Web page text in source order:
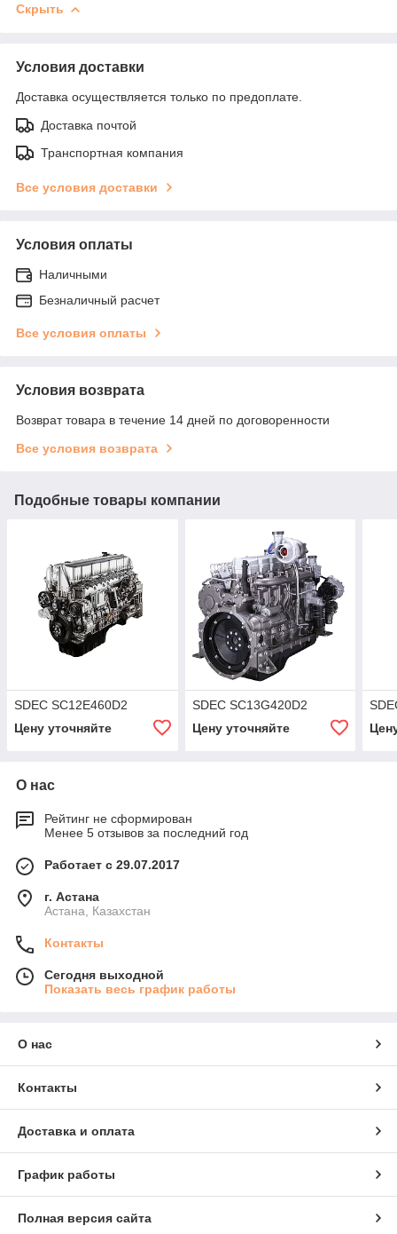
Скрыть
Условия доставки
Доставка осуществляется только по предоплате.
Доставка почтой
Транспортная компания
Все условия доставки
Условия оплаты
Наличными
Безналичный расчет
Все условия оплаты
Условия возврата
Возврат товара в течение 14 дней по договоренности
Все условия возврата
Подобные товары компании
SDEC SC12E460D2
Цену уточняйте
SDEC SC13G420D2
Цену уточняйте
О нас
Рейтинг не сформирован
Менее 5 отзывов за последний год
Работает с 29.07.2017
г. Астана
Астана, Казахстан
Контакты
Сегодня выходной
Показать весь график работы
О нас
Контакты
Доставка и оплата
График работы
Полная версия сайта